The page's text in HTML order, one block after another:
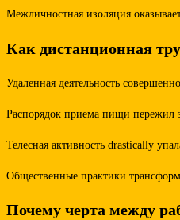
Межличностная изоляция
Как дистанционная
Удаленная деятельность
Распорядок приема пищи пережил
Телесная активность drastically
Общественные практики
Почему черта между